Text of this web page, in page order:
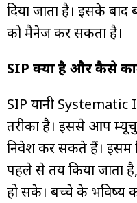
दिया जाता है। इसके
को मैनेज कर सकता है।
SIP क्या है और कैसे
SIP यानी
तरीका है। इससे आप
निवेश कर सकते हैं। इसमें
पहले से तय किया जाता
हो सके। बच्चे के भविष्य